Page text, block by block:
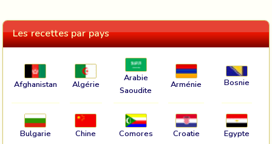
Les recettes par pays
Afghanistan Algérie
Arabie
Saoudite
Arménie Bosnie
Bulgarie Chine Comores Croatie Egypte